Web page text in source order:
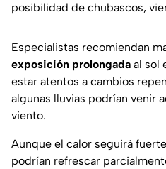
posibilidad de chubascos,
Especialistas recomiendan
exposición prolongada al sol
estar atentos a cambios
algunas lluvias podrían venir
viento.
Aunque el calor seguirá
podrían refrescar